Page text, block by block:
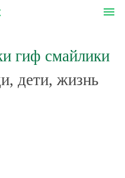
menu
гиф смайлики
дети, жизнь